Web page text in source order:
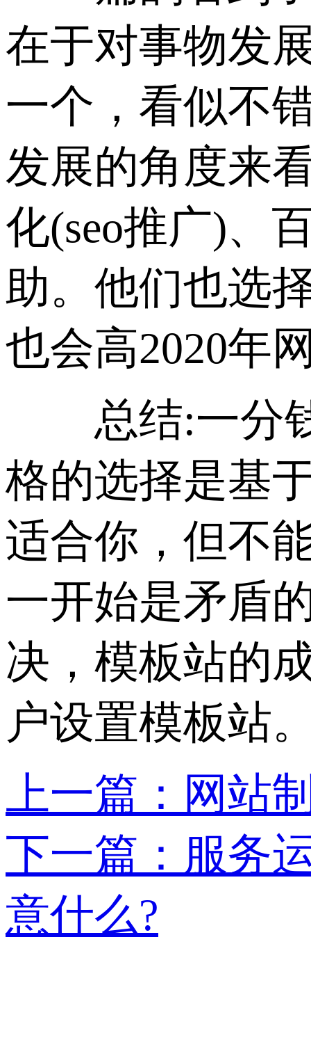
在于对事物发
一个，看似不
发展的角度来
化(seo推广)、
助。他们也选
也会高2020年
总结:一分钱
格的选择是基
适合你，但不
一开始是矛盾
决，模板站的
户设置模板站
上一篇：网站
下一篇：服务
意什么?